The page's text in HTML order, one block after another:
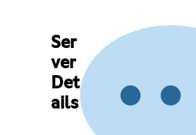
Ser
ver
Det
ails